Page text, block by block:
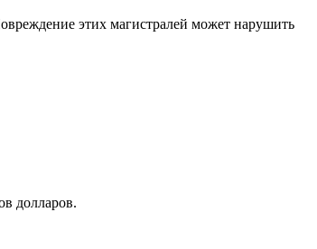
этих магистралей может нарушить
долларов.